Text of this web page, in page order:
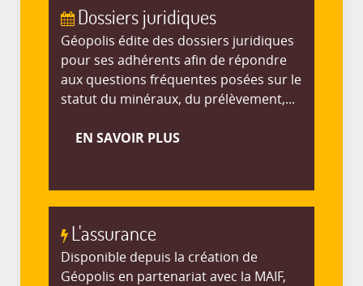
Dossiers juridiques
Géopolis édite des dossiers juridiques
pour ses adhérents afin de répondre
aux questions fréquentes posées sur le
statut du minéraux, du prélèvement,...
EN SAVOIR PLUS
L'assurance
Disponible depuis la création de
Géopolis en partenariat avec la MAIF,